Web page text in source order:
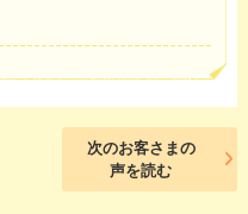
次のお客さまの
声を読む